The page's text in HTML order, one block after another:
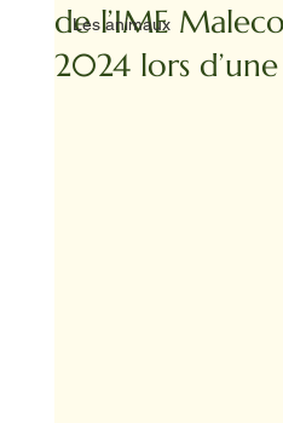
Les animaux
de l’IME
2024 lors